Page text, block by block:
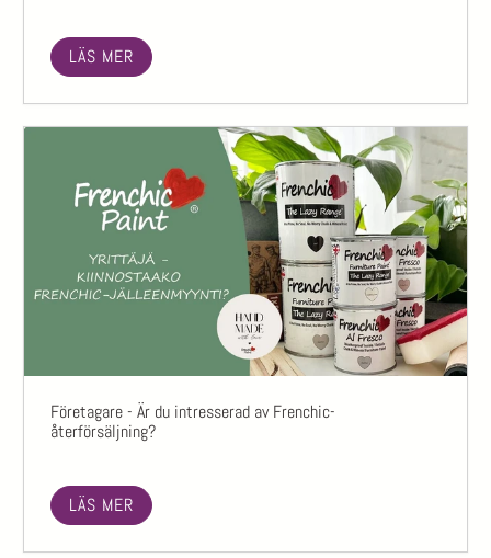
LÄS MER
Företagare - Är du intresserad av Frenchic-
återförsäljning?
LÄS MER